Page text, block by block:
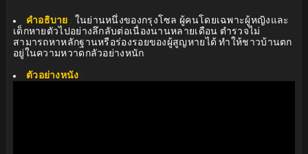
คำอธิบาย : ในย่านหนึ่งของกรุงโซล ผู้คนโดยเฉพาะผู้หญิงและ
เด็กหายตัวไปอย่างลึกลับต่อเนื่องนานหลายเดือน ตำรวจไม่
สามารถหาหลักฐานหรือร่องรอยของผู้สูญหายได้ ทำให้ชาวบ้านตก
อยู่ในความหวาดกลัวอย่างหนัก
ตัวอย่างหนัง :